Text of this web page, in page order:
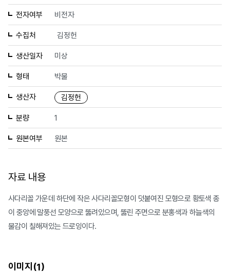
전자여부 비전자
수집처 김정헌
생산일자 미상
형태 박물
생산자 김정헌
분량 1
원본여부 원본
자료 내용
사다리꼴 가운데 하단에 작은 사다리꼴모형이 덧붙여진 모형으로 황토색 종
이 중앙에 말풍선 모양으로 뚫려있으며, 뚫린 주면으로 분홍색과 하늘색의
물감이 칠해져있는 드로잉이다.
이미지(1)